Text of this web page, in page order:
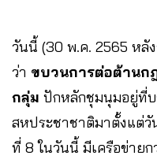
วันนี้ (30 พ.ค. 2565 หลั
ว่า ขบวนการต่อต้านก
กลุ่ม ปักหลักชุมนุมอยู่ที่
สหประชาชาติมาตั้งแต่
ที่ 8 ในวันนี้ มีเครือข่าย